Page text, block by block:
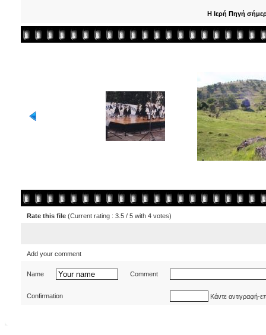
Η Ιερή Πηγή
Rate this file (Current rating : 3.5 / 5 with 4 votes)
Add your comment
Name Comment
Confirmation Κάντε αντιγραφή-